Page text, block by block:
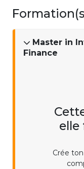
Master in
Finance
elle
Crée